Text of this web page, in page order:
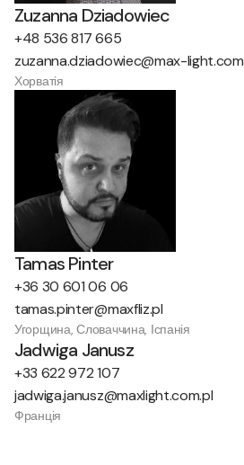
Zuzanna Dziadowiec
+48 536 817 665
zuzanna.dziadowiec@max-light.com
Хорватія
Tamas Pinter
+36 30 601 06 06
tamas.pinter@maxfliz.pl
Угорщина, Словаччина, Іспанія
Jadwiga Janusz
+33 622 972 107
jadwiga.janusz@maxlight.com.pl
Франція